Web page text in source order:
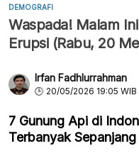
DEMOGRAFI
Waspada! Malam
Erupsi (Rabu, 20
Irfan Fadhlurrahman
20/05/2026 19:05 WIB
7 Gunung Api di
Terbanyak